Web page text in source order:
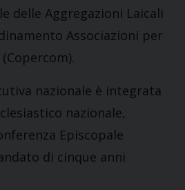
delle Aggregazioni Laicali
Associazioni per
nazionale è integrata
nazionale,
Episcopale
di cinque anni